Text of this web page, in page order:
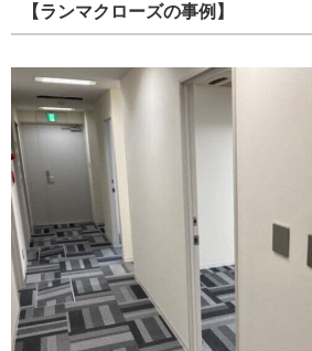
【ランマクローズの事例】